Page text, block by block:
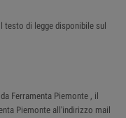
di legge disponibile sul
Ferramenta Piemonte , il
Piemonte all'indirizzo mail